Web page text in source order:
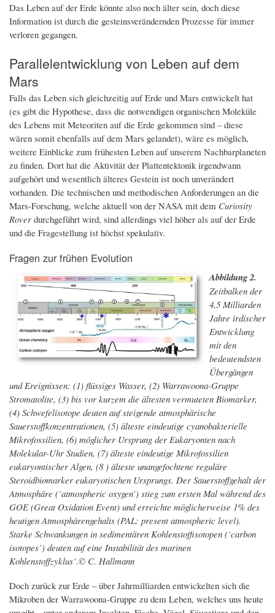
Das Leben auf der Erde könnte also noch älter sein, doch diese
Information ist durch die gesteinsverändernden Prozesse für immer
verloren gegangen.
Parallelentwicklung von Leben auf dem
Mars
Falls das Leben sich gleichzeitig auf Erde und Mars entwickelt hat
(es gibt die Hypothese, dass die notwendigen organischen Moleküle
des Lebens mit Meteoriten auf die Erde gekommen sind – diese
wären somit ebenfalls auf dem Mars gelandet), wäre es möglich,
weitere Einblicke zum frühesten Leben auf unserem Nachbarplaneten
zu finden. Dort hat die Aktivität der Plattentektonik irgendwann
aufgehört und wesentlich älteres Gestein ist noch unverändert
vorhanden. Die technischen und methodischen Anforderungen an die
Mars-Forschung, welche aktuell von der NASA mit dem Curiosity
Rover durchgeführt wird, sind allerdings viel höher als auf der Erde
und die Fragestellung ist höchst spekulativ.
Fragen zur frühen Evolution
Abbildung 2.
Zeitbalken der
4,5 Milliarden
Jahre irdischer
Entwicklung
mit den
bedeutendsten
Übergängen
und Ereignissen: (1) flüssiges Wasser, (2) Warrawoona-Gruppe
Stromatolite, (3) bis vor kurzem die ältesten vermuteten Biomarker,
(4) Schwefelisotope deuten auf steigende atmosphärische
Sauerstoffkonzentrationen, (5) älteste eindeutige cyanobakterielle
Mikrofossilien, (6) möglicher Ursprung der Eukaryonten nach
Molekular-Uhr Studien, (7) älteste eindeutige Mikrofossilien
eukaryontischer Algen, (8 ) älteste unangefochtene reguläre
Steroidbiomarker eukaryotischen Ursprungs. Der Sauerstoffgehalt der
Atmosphäre (‘atmospheric oxygen’) stieg zum ersten Mal während des
GOE (Great Oxidation Event) und erreichte möglicherweise 1% des
heutigen Atmosphärengehalts (PAL: present atmospheric level).
Starke Schwankungen in sedimentären Kohlenstoffisotopen (‘carbon
isotopes’) deuten auf eine Instabilität des marinen
Kohlenstoffzyklus‘.© C. Hallmann
Doch zurück zur Erde – über Jahrmilliarden entwickelten sich die
Mikroben der Warrawoona-Gruppe zu dem Leben, welches uns heute